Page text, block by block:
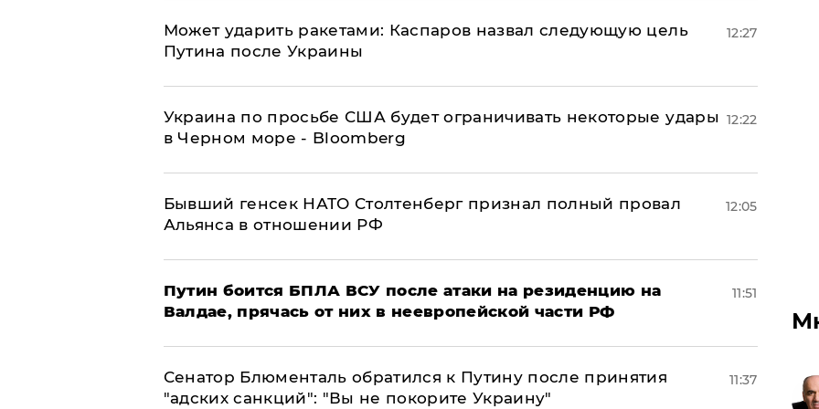
Может ударить ракетами: Каспаров назвал следующую цель
Путина после Украины
12:27
Украина по просьбе США будет ограничивать некоторые удары
в Черном море - Bloomberg
12:22
Бывший генсек НАТО Столтенберг признал полный провал
Альянса в отношении РФ
12:05
Путин боится БПЛА ВСУ после атаки на резиденцию на
Валдае, прячась от них в неевропейской части РФ
11:51
Сенатор Блюменталь обратился к Путину после принятия
"адских санкций": "Вы не покорите Украину"
11:37